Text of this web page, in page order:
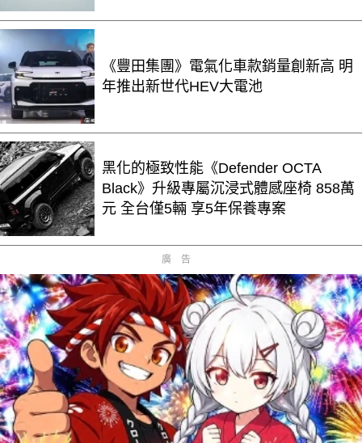
《豐田集團》電氣化車款銷量創新高 明
年推出新世代HEV大電池
黑化的極致性能《Defender OCTA
Black》升級專屬沉浸式體感座椅 858萬
元 全台僅5輛 享5年保養專案
廣告